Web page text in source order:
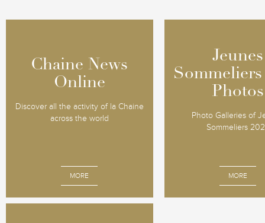
Chaine News
Online
Discover all the activity of la Chaine
across the world
MORE
Chaine News
Online
Jeunes
Sommeliers
Photos
Photo Galleries of
Sommeliers
MORE
Jeunes
Sommeliers
Photos